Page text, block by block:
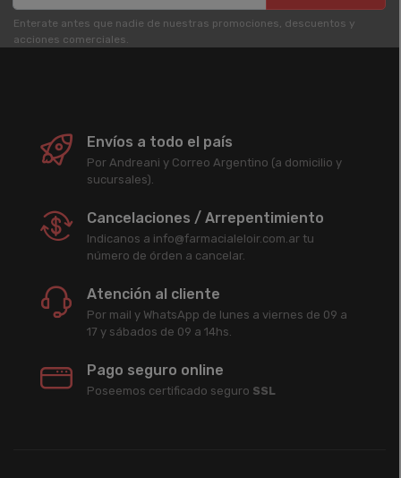
Enterate antes que nadie de nuestras promociones, descuentos y
acciones comerciales.
Envíos a todo el país
Por Andreani y Correo Argentino (a domicilio y
sucursales).
Cancelaciones / Arrepentimiento
Indicanos a info@farmacialeloir.com.ar tu
número de órden a cancelar.
Atención al cliente
Por mail y WhatsApp de lunes a viernes de 09 a
17 y sábados de 09 a 14hs.
Pago seguro online
Poseemos certificado seguro SSL